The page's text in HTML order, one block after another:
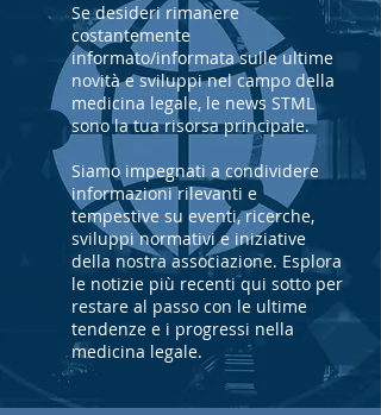
Se desideri rimanere
costantemente
informato/informata sulle ultime
novità e sviluppi nel campo della
medicina legale, le news STML
sono la tua risorsa principale.
Siamo impegnati a condividere
informazioni rilevanti e
tempestive su eventi, ricerche,
sviluppi normativi e iniziative
della nostra associazione. Esplora
le notizie più recenti qui sotto per
restare al passo con le ultime
tendenze e i progressi nella
medicina legale.